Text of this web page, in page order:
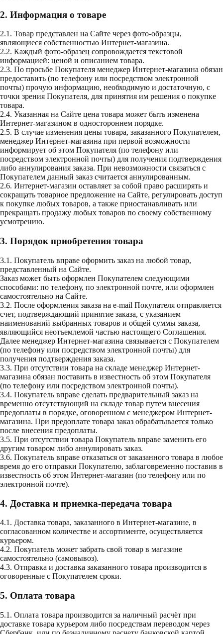
2. Информация о товаре
2.1. Товар представлен на Сайте через фото-образцы,
являющиеся собственностью Интернет-магазина.
2.2. Каждый фото-образец сопровождается текстовой
информацией: ценой и описанием товара.
2.3. По просьбе Покупателя менеджер Интернет-магазина обязан
предоставить (по телефону или посредством электронной
почты) прочую информацию, необходимую и достаточную, с
точки зрения Покупателя, для принятия им решения о покупке
товара.
2.4. Указанная на Сайте цена товара может быть изменена
Интернет-магазином в одностороннем порядке.
2.5. В случае изменения цены товара, заказанного Покупателем,
менеджер Интернет-магазина при первой возможности
информирует об этом Покупателя (по телефону или
посредством электронной почты) для получения подтверждения
либо аннулирования заказа. При невозможности связаться с
Покупателем данный заказ считается аннулированным.
2.6. Интернет-магазин оставляет за собой право расширять и
сокращать товарное предложение на Сайте, регулировать доступ
к покупке любых товаров, а также приостанавливать или
прекращать продажу любых товаров по своему собственному
усмотрению.
3. Порядок приобретения товара
3.1. Покупатель вправе оформить заказ на любой товар,
представленный на Сайте.
Заказ может быть оформлен Покупателем следующими
способами: по телефону, по электронной почте, или оформлен
самостоятельно на Сайте.
3.2. После оформления заказа на e-mail Покупателя отправляется
счет, подтверждающий принятие заказа, с указанием
наименований выбранных товаров и общей суммы заказа,
являющийся неотъемлемой частью настоящего Соглашения.
Далее менеджер Интернет-магазина связывается с Покупателем
(по телефону или посредством электронной почты) для
получения подтверждения заказа.
3.3. При отсутствии товара на складе менеджер Интернет-
магазина обязан поставить в известность об этом Покупателя
(по телефону или посредством электронной почты).
3.4. Покупатель вправе сделать предварительный заказ на
временно отсутствующий на складе товар путем внесения
предоплаты в порядке, оговоренном с менеджером Интернет-
магазина. При предоплате товара заказ обрабатывается только
после внесения предоплаты.
3.5. При отсутствии товара Покупатель вправе заменить его
другим товаром либо аннулировать заказ.
3.6. Покупатель вправе отказаться от заказанного товара в любое
время до его отправки Покупателю, заблаговременно поставив в
известность об этом Интернет-магазин (по телефону или по
электронной почте).
4. Доставка и приемка-передача товара
4.1. Доставка товара, заказанного в Интернет-магазине, в
согласованном количестве и ассортименте, осуществляется
курьером.
4.2. Покупатель может забрать свой товар в магазине
самостоятельно (самовывоз).
4.3. Отправка и доставка заказанного товара производится в
оговоренные с Покупателем сроки.
5. Оплата товара
5.1. Оплата товара производится за наличный расчёт при
доставке товара курьером либо посредствам переводом через